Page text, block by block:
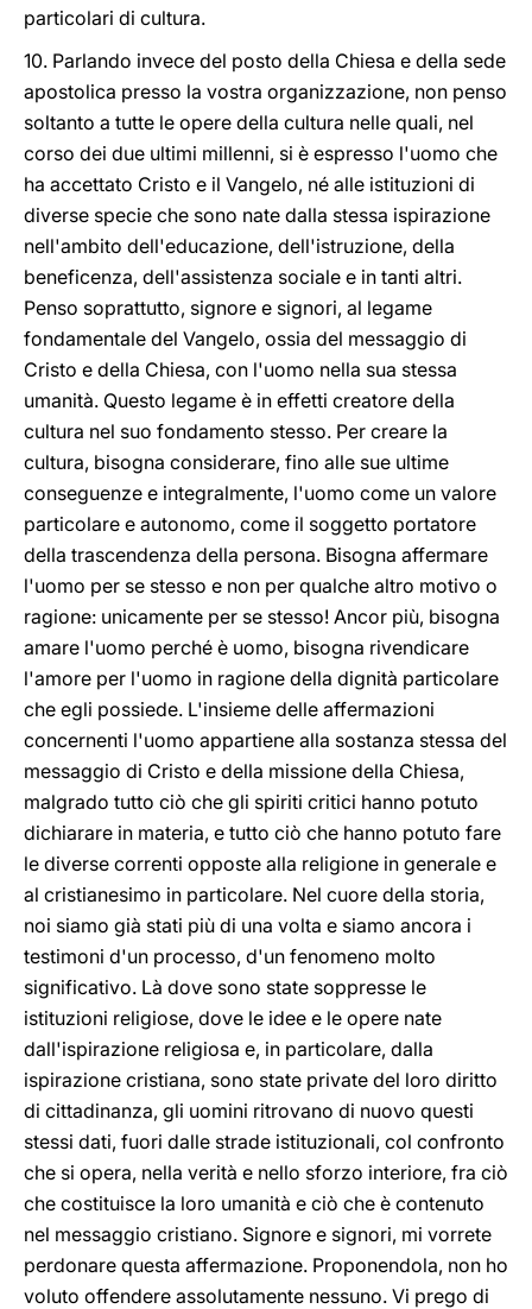
particolari di cultura.
10. Parlando invece del posto della Chiesa e della sede
apostolica presso la vostra organizzazione, non penso
soltanto a tutte le opere della cultura nelle quali, nel
corso dei due ultimi millenni, si è espresso l'uomo che
ha accettato Cristo e il Vangelo, né alle istituzioni di
diverse specie che sono nate dalla stessa ispirazione
nell'ambito dell'educazione, dell'istruzione, della
beneficenza, dell'assistenza sociale e in tanti altri.
Penso soprattutto, signore e signori, al legame
fondamentale del Vangelo, ossia del messaggio di
Cristo e della Chiesa, con l'uomo nella sua stessa
umanità. Questo legame è in effetti creatore della
cultura nel suo fondamento stesso. Per creare la
cultura, bisogna considerare, fino alle sue ultime
conseguenze e integralmente, l'uomo come un valore
particolare e autonomo, come il soggetto portatore
della trascendenza della persona. Bisogna affermare
l'uomo per se stesso e non per qualche altro motivo o
ragione: unicamente per se stesso! Ancor più, bisogna
amare l'uomo perché è uomo, bisogna rivendicare
l'amore per l'uomo in ragione della dignità particolare
che egli possiede. L'insieme delle affermazioni
concernenti l'uomo appartiene alla sostanza stessa del
messaggio di Cristo e della missione della Chiesa,
malgrado tutto ciò che gli spiriti critici hanno potuto
dichiarare in materia, e tutto ciò che hanno potuto fare
le diverse correnti opposte alla religione in generale e
al cristianesimo in particolare. Nel cuore della storia,
noi siamo già stati più di una volta e siamo ancora i
testimoni d'un processo, d'un fenomeno molto
significativo. Là dove sono state soppresse le
istituzioni religiose, dove le idee e le opere nate
dall'ispirazione religiosa e, in particolare, dalla
ispirazione cristiana, sono state private del loro diritto
di cittadinanza, gli uomini ritrovano di nuovo questi
stessi dati, fuori dalle strade istituzionali, col confronto
che si opera, nella verità e nello sforzo interiore, fra ciò
che costituisce la loro umanità e ciò che è contenuto
nel messaggio cristiano. Signore e signori, mi vorrete
perdonare questa affermazione. Proponendola, non ho
voluto offendere assolutamente nessuno. Vi prego di